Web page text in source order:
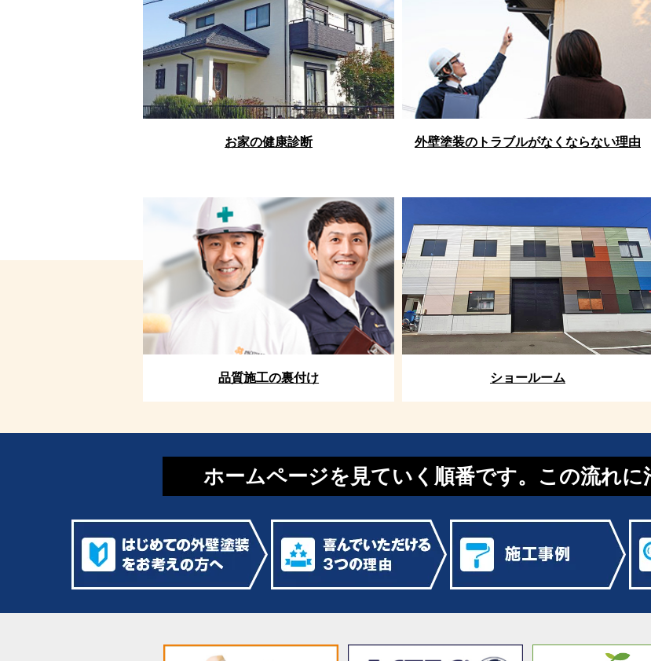
お家の健康診断 外壁塗装のトラブルがなくならない理由
品質施工の裏付け ショールーム
ホームページを見ていく順番です。この流れに